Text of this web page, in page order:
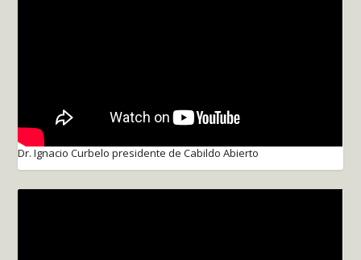
Dr. Ignacio Curbelo presidente de Cabildo Abierto